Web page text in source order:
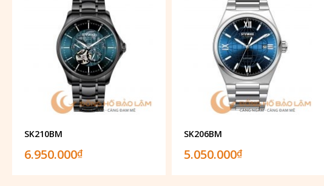
SK210BM
6.950.000₫
SK206BM
5.050.000₫